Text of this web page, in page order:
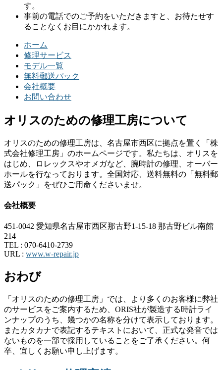
す。
事前の電話でのご予約をいただきますと、お待たせす
ることなくお目にかかれます。
ホーム
修理サービス
モデル一覧
無料郵送パック
会社概要
お問い合わせ
オリスのための修理工房について
オリスのための修理工房は、名古屋市西区に拠点を置く「株
式会社修理工房」のホームページです。私たちは、オリスを
はじめ、ロレックスやオメガなど、腕時計の修理、オーバー
ホールを行なっております。全国対応、送料無料の「無料郵
送パック」をぜひご用命くださいませ。
会社概要
451-0042 愛知県名古屋市西区那古野1-15-18 那古野ビル南館
214
TEL : 070-6410-2739
URL : www.w-repair.jp
おわび
「オリスのための修理工房」では、より多くのお客様に弊社
のサービスをご案内するため、ORIS社が製造する時計ライ
ンナップのうち、幾つかの名称を分けて表示しております。
またカタカナで表記するテキストにおいて、正式な発音では
ないものを一部で採用していることをご了承ください。何
卒、宜しくお願い申し上げます。